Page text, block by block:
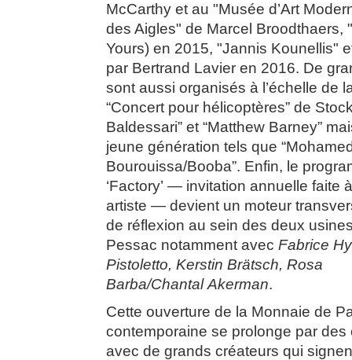
McCarthy et au "Musée d’Art
des Aigles" de Marcel Broodthaers,
Yours) en 2015, "Jannis Kounellis"
par Bertrand Lavier en 2016. De
sont aussi organisés à l’échelle de
“Concert pour hélicoptères” de
Baldessari” et “Matthew Barney”
jeune génération tels que
Bourouissa/Booba”. Enfin, le
‘Factory’ — invitation annuelle faite
artiste — devient un moteur
de réflexion au sein des deux
Pessac notamment avec Fabrice
Pistoletto, Kerstin Brätsch, Rosa
Barba/Chantal Akerman.
Cette ouverture de la Monnaie de
contemporaine se prolonge par des
avec de grands créateurs qui